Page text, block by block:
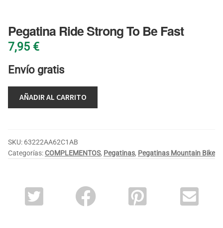
Pegatina Ride Strong To Be Fast
7,95 €
Envío gratis
AÑADIR AL CARRITO
SKU: 63222AA62C1AB
Categorías:COMPLEMENTOS, Pegatinas, Pegatinas Mountain Bike